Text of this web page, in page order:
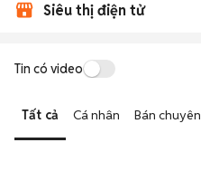
Siêu thị điện tử
Tin có video
Tất cả Cá nhân Bán chuyên